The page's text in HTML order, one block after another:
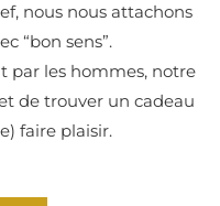
nous nous attachons
“bon sens”.
par les hommes, notre
de trouver un cadeau
faire plaisir.